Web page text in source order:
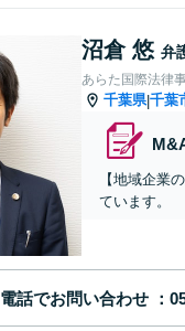
沼倉 悠 弁
あらた国際法律
千葉県|千葉
【地域企業
ています。
電話でお問い合わせ